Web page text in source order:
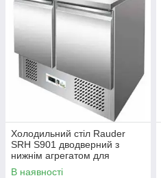
Холодильний стіл Rauder
SRH S901 дводверний з
нижнім агрегатом для
маленьких приміщень
В наявності